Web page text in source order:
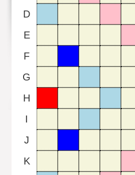
D
E
F
G
H
I
J
K